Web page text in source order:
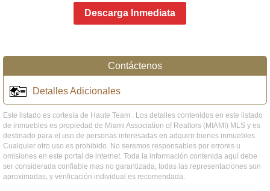
Descarga Inmediata
Contáctenos
Detalles Adicionales
Este listado es cortesía de Haute Team . Los detalles contenidos en este listado
de inmuebles es propiedad de Miami Association of Realtors (MIAMI) MLS y es
destinado para el uso de personas interesadas en adquirir bienes inmuebles.
Cualquier otro uso es prohibido. No seremos responsables por errores u
omisiones en este portal de internet. Toda la información contenida aquí debe
ser considerada confiable mas no garantizada, todas las representaciones son
aproximadas, y verificación individual es recomendada.